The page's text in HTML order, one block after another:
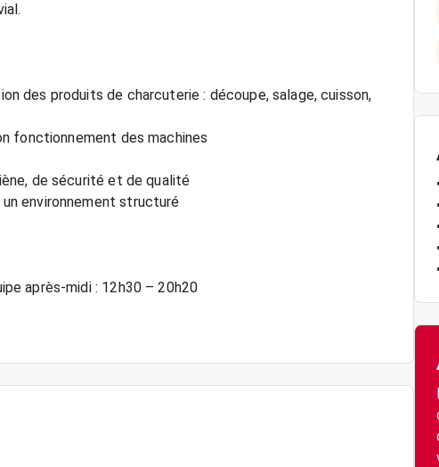
des produits de charcuterie : découpe, salage, cuisson,
fonctionnement des machines
de sécurité et de qualité
un environnement structuré
après-midi : 12h30 – 20h20